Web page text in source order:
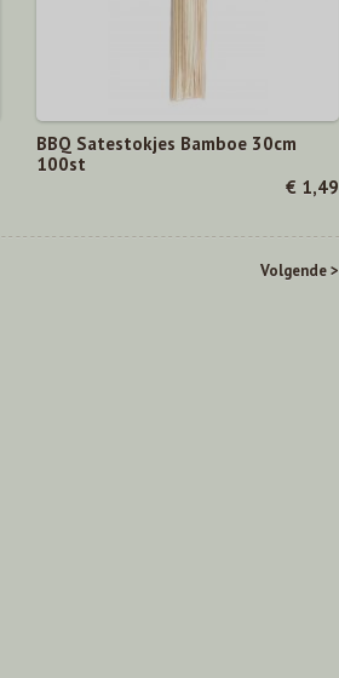
BBQ Satestokjes Bamboe 30cm
100st
€ 1,49
Volgende >